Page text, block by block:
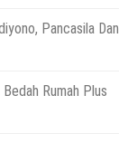
Pancasila Dan
Rumah Plus